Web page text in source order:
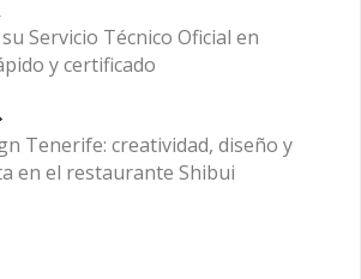
Servicio Técnico Oficial en
y certificado
Tenerife: creatividad, diseño y
en el restaurante Shibui